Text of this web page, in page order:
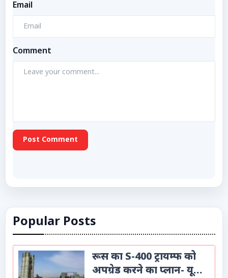
Email
Comment
Post Comment
Popular Posts
रूस का S-400 ट्रायम्फ को
अपग्रेड करने का प्लान- यू...